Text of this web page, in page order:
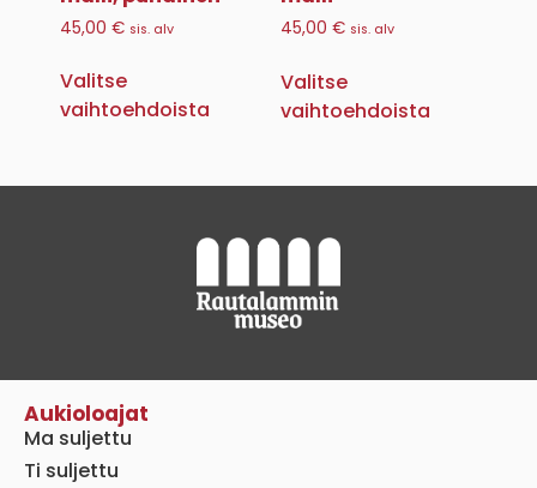
45,00 € sis. alv
Valitse
vaihtoehdoista
45,00 € sis. alv
Valitse
vaihtoehdoista
Aukioloajat
Ma suljettu
Ti suljettu